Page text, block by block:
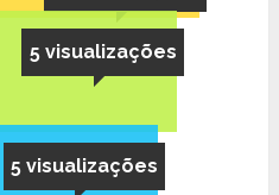
5 visualizações
5 visualizações